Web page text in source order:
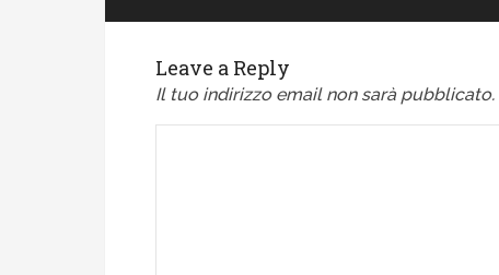
Leave a Reply
Il tuo indirizzo email non sarà pubblicato.